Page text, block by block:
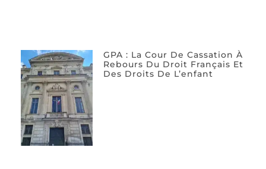
GPA : La Cour De Cassation À
Rebours Du Droit Français Et
Des Droits De L’enfant